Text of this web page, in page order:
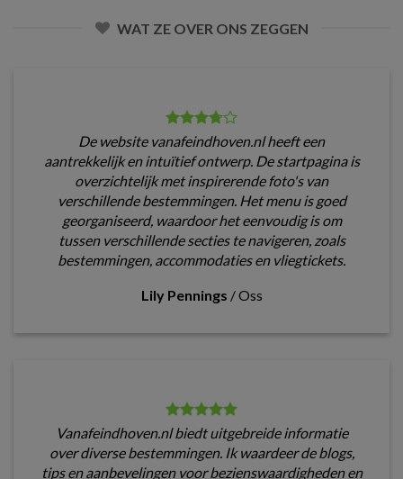
WAT ZE OVER ONS ZEGGEN
De website vanafeindhoven.nl heeft een
aantrekkelijk en intuïtief ontwerp. De startpagina is
overzichtelijk met inspirerende foto's van
verschillende bestemmingen. Het menu is goed
georganiseerd, waardoor het eenvoudig is om
tussen verschillende secties te navigeren, zoals
bestemmingen, accommodaties en vliegtickets.
Lily Pennings /Oss
Vanafeindhoven.nl biedt uitgebreide informatie
over diverse bestemmingen. Ik waardeer de blogs,
tips en aanbevelingen voor bezienswaardigheden en